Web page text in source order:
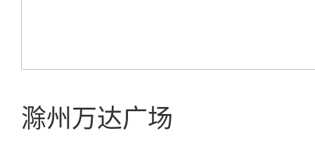
滁州万达广场